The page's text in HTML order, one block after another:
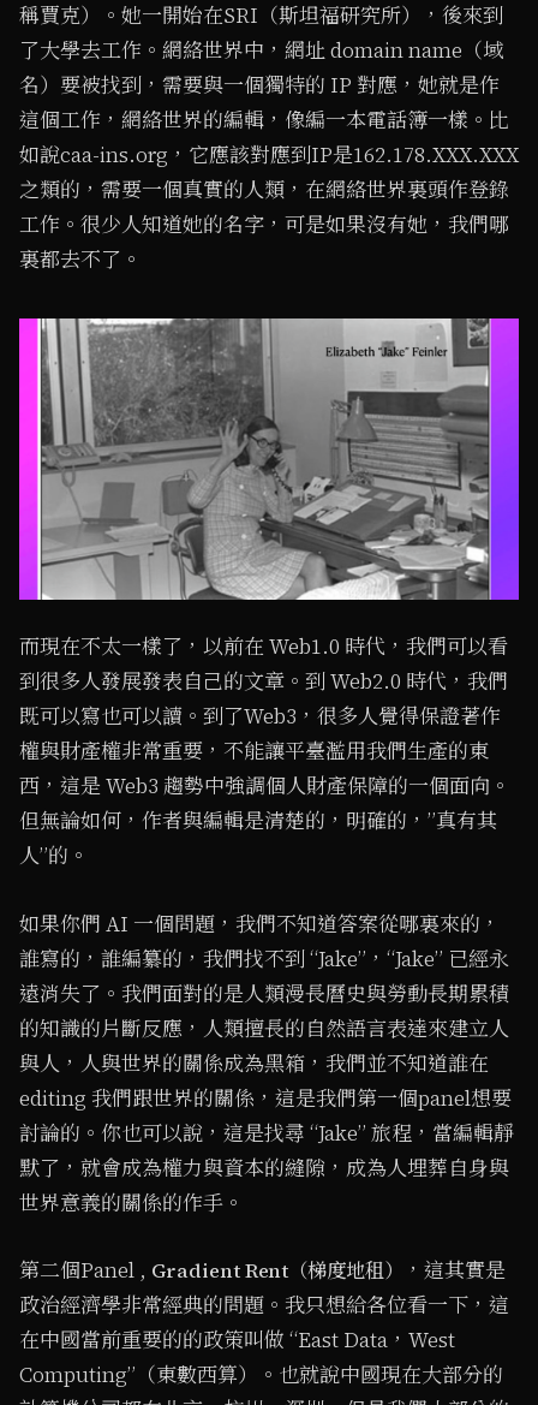
稱賈克）。她一開始在SRI（斯坦福研究所），後來到
了大學去工作。網絡世界中，網址 domain name（域
名）要被找到，需要與一個獨特的 IP 對應，她就是作
這個工作，網絡世界的編輯，像編一本電話簿一樣。比
如說caa-ins.org，它應該對應到IP是162.178.XXX.XXX
之類的，需要一個真實的人類，在網絡世界裏頭作登錄
工作。很少人知道她的名字，可是如果沒有她，我們哪
裏都去不了。
而現在不太一樣了，以前在 Web1.0 時代，我們可以看
到很多人發展發表自己的文章。到 Web2.0 時代，我們
既可以寫也可以讀。到了Web3，很多人覺得保證著作
權與財產權非常重要，不能讓平臺濫用我們生產的東
西，這是 Web3 趨勢中強調個人財產保障的一個面向。
但無論如何，作者與編輯是清楚的，明確的，”真有其
人”的。
如果你們 AI 一個問題，我們不知道答案從哪裏來的，
誰寫的，誰編纂的，我們找不到 “Jake”，“Jake” 已經永
遠消失了。我們面對的是人類漫長曆史與勞動長期累積
的知識的片斷反應，人類擅長的自然語言表達來建立人
與人，人與世界的關係成為黑箱，我們並不知道誰在
editing 我們跟世界的關係，這是我們第一個panel想要
討論的。你也可以說，這是找尋 “Jake” 旅程，當編輯靜
默了，就會成為權力與資本的縫隙，成為人埋葬自身與
世界意義的關係的作手。
第二個Panel , Gradient Rent（梯度地租）
，這其實是
政治經濟學非常經典的問題。我只想給各位看一下，這
在中國當前重要的的政策叫做 “East Data，West
Computing”（東數西算）。也就說中國現在大部分的